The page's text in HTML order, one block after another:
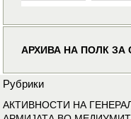
АРХИВА НА ПОЛК ЗА
Рубрики
АКТИВНОСТИ НА